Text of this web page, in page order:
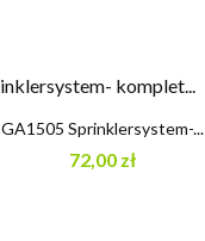
GA1505 Sprinklersystem-...
72,00 zł